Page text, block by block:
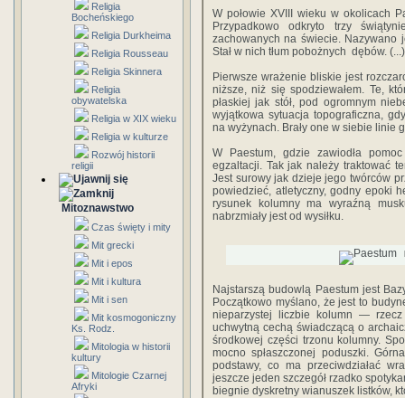
Religia
Bocheńskiego
Religia Durkheima
Religia Rousseau
Religia Skinnera
Religia
obywatelska
Religia w XIX wieku
Religia w kulturze
Rozwój historii
religii
Mitoznawstwo
Czas święty i mity
Mit grecki
Mit i epos
Mit i kultura
Mit i sen
Mit kosmogoniczny
Ks. Rodz.
Mitologia w historii
kultury
Mitologie Czarnej
Afryki
W połowie XVIII wieku w okolicach
Przy­padkowo odkryto trzy
zachowanych na świecie. Nazywano
Stał w nich tłum po­bożnych dębów. (...)
Pierwsze wrażenie bliskie jest
niższe, niż się spodziewałem. Te,
płaskiej jak stół, pod ogromnym
wyjątkowa sytuacja topograficzna,
na wyżynach. Brały one w siebie linie
W Paestum, gdzie zawiodła
egzaltacji. Tak jak należy traktować
Jest surowy jak dzieje jego twórców
powiedzieć, atletyczny, godny epoki
rysunek kolum­ny ma wyraźną
nabrzmiały jest od wy­siłku.
Najstarszą budowlą Paestum jest
Początkowo myślano, że jest to
niepa­rzystej liczbie kolumn —
uchwytną ce­chą świadczącą o
środkowej części trzonu kolumny.
mocno spłaszczonej po­duszki.
podstawy, co ma przeciwdziałać
jeszcze jeden szczegół rzadko
biegnie dyskretny wianuszek listków,